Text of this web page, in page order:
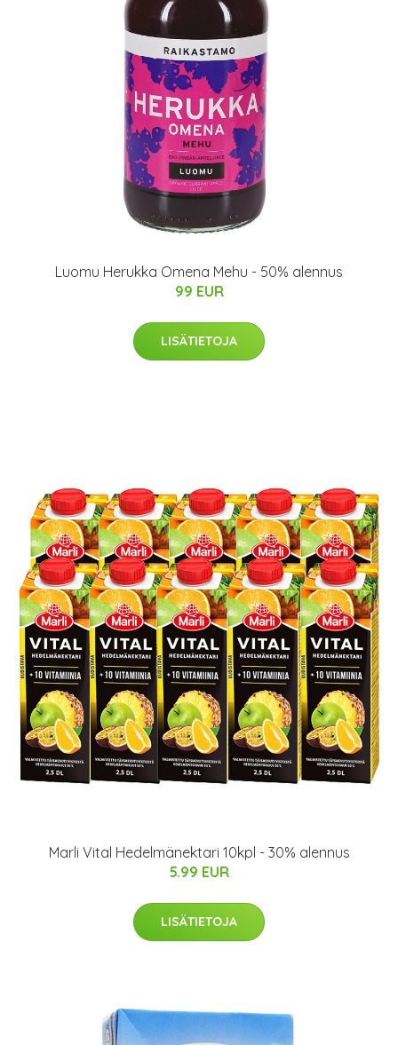
Luomu Herukka Omena Mehu - 50% alennus
99 EUR
LISÄTIETOJA
Marli Vital Hedelmänektari 10kpl - 30% alennus
5.99 EUR
LISÄTIETOJA